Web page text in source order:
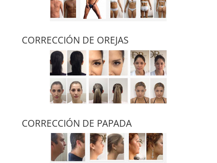
CORRECCIÓN DE OREJAS
CORRECCIÓN DE PAPADA